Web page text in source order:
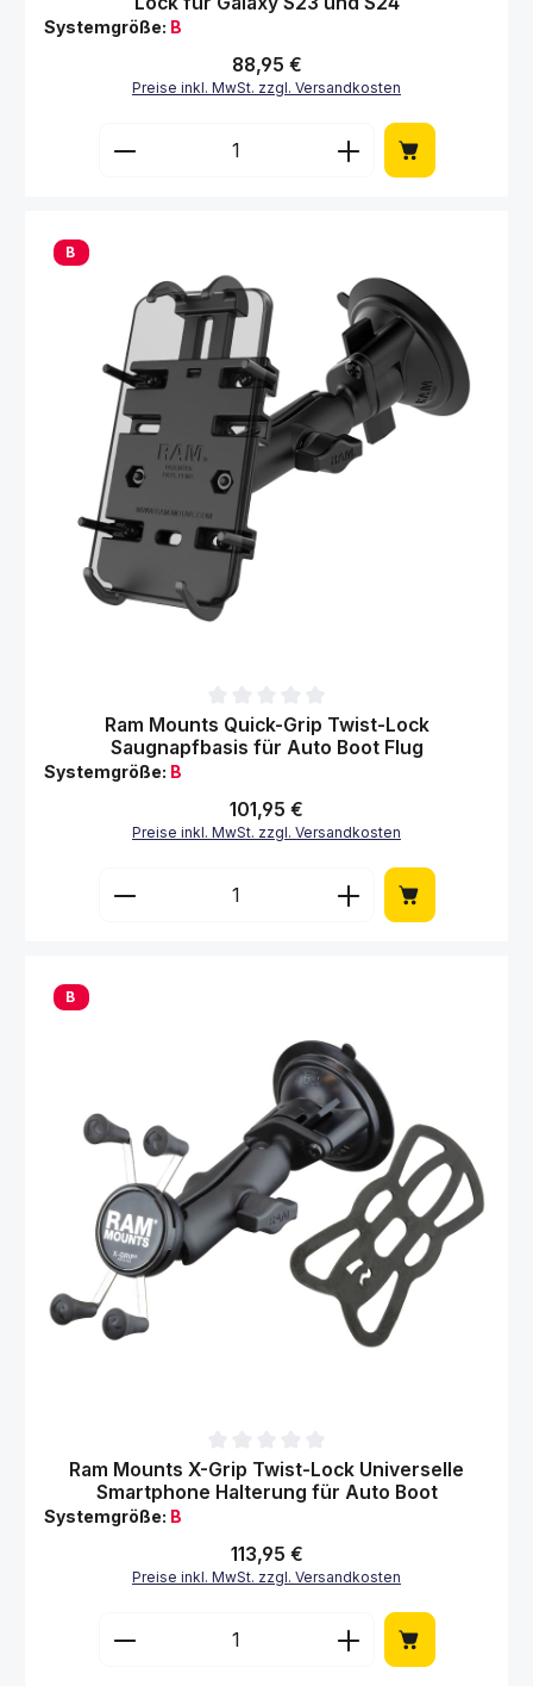
Systemgröße: B
Regulärer Preis:
88,95 €
Preise inkl. MwSt. zzgl. Versandkosten
Produkt Anzahl: Gib den gewünschten
B
Durchschnittliche Bewertung von 0 von 5 Sternen
Ram Mounts Quick-Grip Twist-Lock
Saugnapfbasis für Auto Boot Flug
Systemgröße: B
Regulärer Preis:
101,95 €
Preise inkl. MwSt. zzgl. Versandkosten
Produkt Anzahl: Gib den gewünschten
B
Durchschnittliche Bewertung von 0 von 5 Sternen
Ram Mounts X-Grip Twist-Lock Universelle
Smartphone Halterung für Auto Boot
Systemgröße: B
Regulärer Preis:
113,95 €
Preise inkl. MwSt. zzgl. Versandkosten
Produkt Anzahl: Gib den gewünschten